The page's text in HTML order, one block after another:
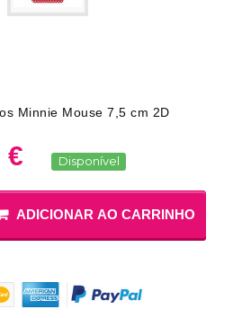
Minnie Mouse 7,5 cm 2D
€ Disponível
ADICIONAR AO CARRINHO